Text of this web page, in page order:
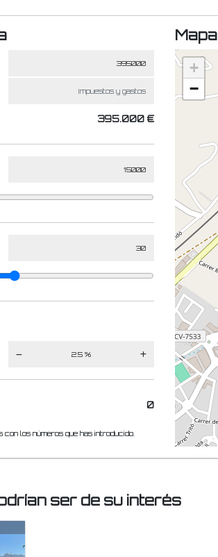
395.000 €
0
los números que has introducido.
Mapa
+
−
ser de su interés